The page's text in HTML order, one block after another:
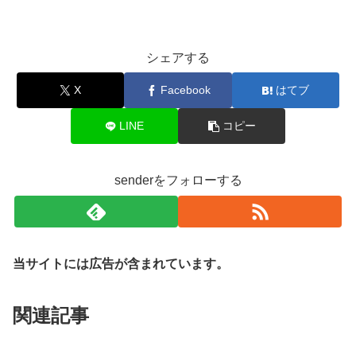
シェアする
X Facebook はてブ
LINE コピー
senderをフォローする
当サイトには広告が含まれています。
関連記事